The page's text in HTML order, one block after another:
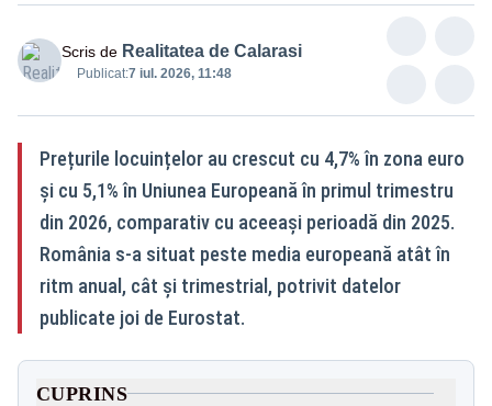
Scris de Realitatea de Calarasi
Publicat:7 iul. 2026, 11:48
Prețurile locuințelor au crescut cu 4,7% în zona euro
și cu 5,1% în Uniunea Europeană în primul trimestru
din 2026, comparativ cu aceeași perioadă din 2025.
România s-a situat peste media europeană atât în
ritm anual, cât și trimestrial, potrivit datelor
publicate joi de Eurostat.
CUPRINS